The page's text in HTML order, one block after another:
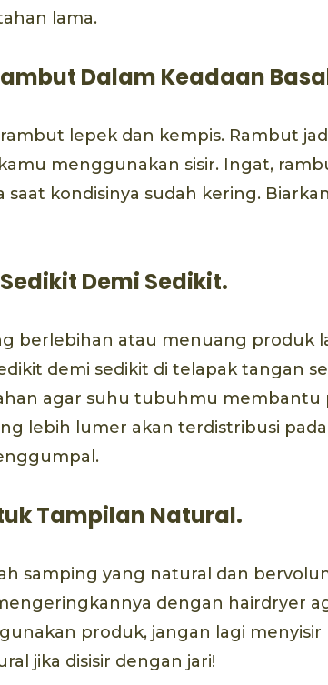
lama.
Dalam Keadaan
lepek dan kempis. Rambut
menggunakan sisir. Ingat,
kondisinya sudah kering.
Demi Sedikit.
berlebihan atau menuang produk
demi sedikit di telapak tangan
agar suhu tubuhmu membantu
lebih lumer akan terdistribusi
Tampilan Natural.
samping yang natural dan
dengan hairdryer
produk, jangan lagi menyisir
jika disisir dengan jari!